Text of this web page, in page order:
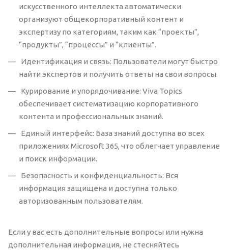
искусственного интеллекта автоматически
организуют общекорпоративный контент и
экспертизу по категориям, таким как “проекты”,
“продукты”, “процессы” и “клиенты”.
Идентификация и связь: Пользователи могут быстро
найти экспертов и получить ответы на свои вопросы.
Курирование и упорядочивание: Viva Topics
обеспечивает систематизацию корпоративного
контента и профессиональных знаний.
Единый интерфейс: База знаний доступна во всех
приложениях Microsoft 365, что облегчает управление
и поиск информации.
Безопасность и конфиденциальность: Вся
информация защищена и доступна только
авторизованным пользователям.
Если у вас есть дополнительные вопросы или нужна
дополнительная информация, не стесняйтесь